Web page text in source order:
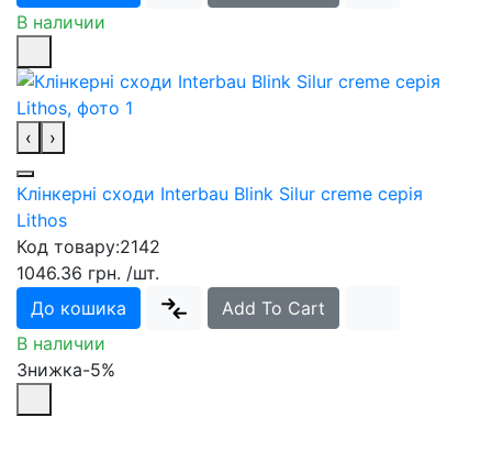
В наличии
‹ ›
Клінкерні сходи Interbau Blink Silur creme серія
Lithos
Код товару:2142
1046.36 грн. /шт.
До кошика
Add To Cart
В наличии
Знижка-5%